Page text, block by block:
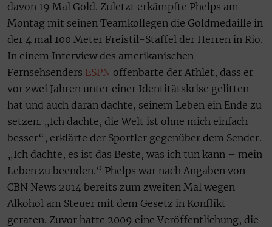
davon 19 Mal Gold. Zuletzt erkämpfte Phelps am
Montag mit seinen Teamkollegen die Goldmedaille in
der 4 mal 100 Meter Freistil-Staffel der Herren in Rio.
In einem Interview des amerikanischen
Fernsehsenders ESPN offenbarte der Athlet, dass er
vor zwei Jahren unter einer Identitätskrise gelitten
hat und auch daran dachte, seinem Leben ein Ende zu
setzen. „Ich dachte, die Welt ist ohne mich einfach
besser“, erklärte der Sportler gegenüber dem Sender.
„Ich dachte, es ist das Beste, was ich tun kann – mein
Leben zu beenden.“ Phelps war nach Angaben von
CBN News 2014 bereits zum zweiten Mal wegen
Alkohol am Steuer mit dem Gesetz in Konflikt
geraten. Zuvor hatte 2009 eine Veröffentlichung, die